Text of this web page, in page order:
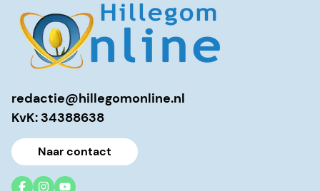
redactie@hillegomonline.nl
KvK: 34388638
Naar contact